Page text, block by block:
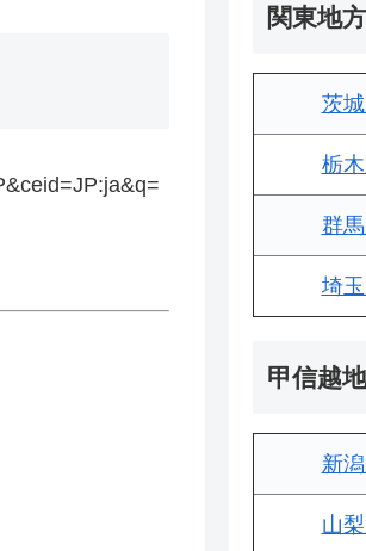
関東地方
茨
栃
群
埼
甲信越
新
山